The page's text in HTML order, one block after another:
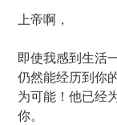
上帝啊，
即使我感到生活
仍然能经历到你
为可能！他已经
你。